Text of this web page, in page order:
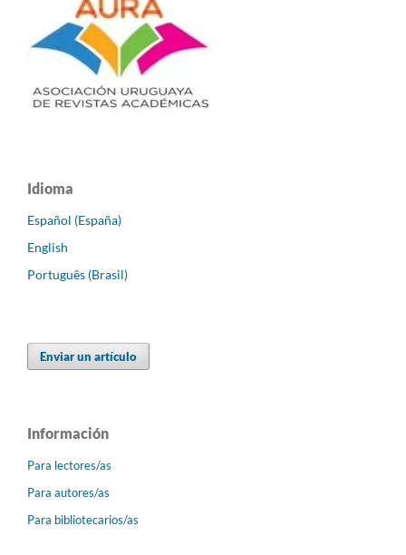
Idioma
Español (España)
English
Português (Brasil)
Enviar un artículo
Información
Para lectores/as
Para autores/as
Para bibliotecarios/as